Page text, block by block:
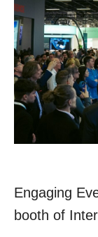
Engaging
booth of